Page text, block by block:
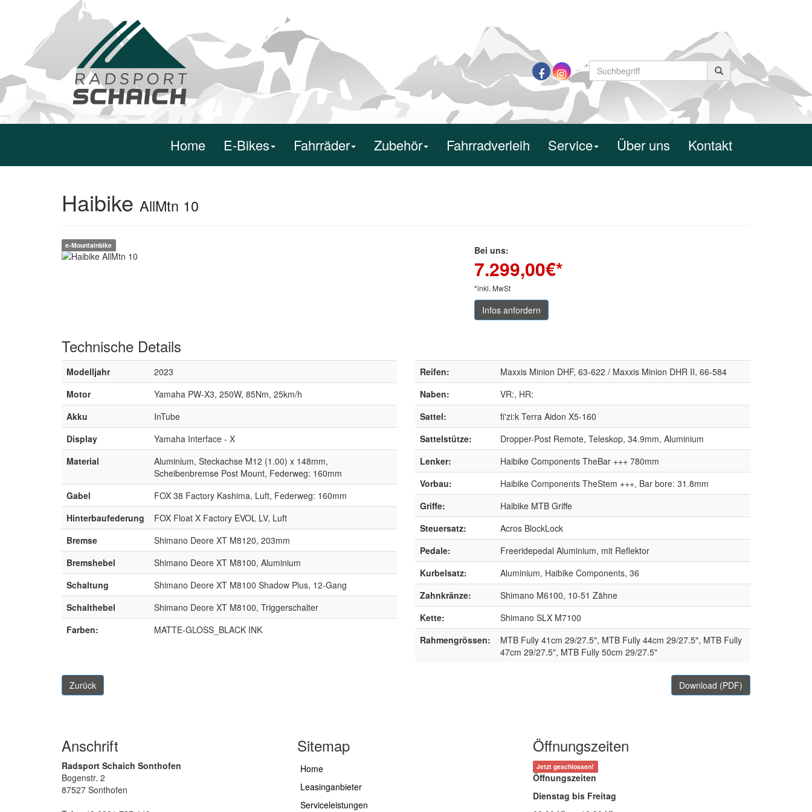
Home E-Bikes Fahrräder Zubehör Fahrradverleih Service Über uns Kontakt
Haibike AllMtn 10
e-Mountainbike Bei uns:
7.299,00€*
*inkl. MwSt
Infos anfordern
Technische Details
Modelljahr
2023
Motor
Yamaha PW-X3, 250W, 85Nm, 25km/h
Akku
InTube
Display
Yamaha Interface - X
Material
Aluminium, Steckachse M12 (1.00) x 148mm,
Scheibenbremse Post Mount, Federweg: 160mm
Gabel
FOX 38 Factory Kashima, Luft, Federweg: 160mm
Hinterbaufederung
FOX Float X Factory EVOL LV, Luft
Bremse
Shimano Deore XT M8120, 203mm
Bremshebel
Shimano Deore XT M8100, Aluminium
Schaltung
Shimano Deore XT M8100 Shadow Plus, 12-Gang
Schalthebel
Shimano Deore XT M8100, Triggerschalter
Farben:
MATTE-GLOSS_BLACK INK
Reifen:
Maxxis Minion DHF, 63-622 / Maxxis Minion DHR II, 66-584
Naben:
VR:, HR:
Sattel:
fi'zi:k Terra Aidon X5-160
Sattelstütze:
Dropper-Post Remote, Teleskop, 34.9mm, Aluminium
Lenker:
Haibike Components TheBar +++ 780mm
Vorbau:
Haibike Components TheStem +++, Bar bore: 31.8mm
Griffe:
Haibike MTB Griffe
Steuersatz:
Acros BlockLock
Pedale:
Freeridepedal Aluminium, mit Reflektor
Kurbelsatz:
Aluminium, Haibike Components, 36
Zahnkränze:
Shimano M6100, 10-51 Zähne
Kette:
Shimano SLX M7100
Rahmengrössen:
MTB Fully 41cm 29/27.5", MTB Fully 44cm 29/27.5", MTB Fully
47cm 29/27.5", MTB Fully 50cm 29/27.5"
Zurück Download (PDF)
Anschrift
Radsport Schaich Sonthofen
Bogenstr. 2
87527 Sonthofen
Sitemap
Home
Leasinganbieter
Serviceleistungen
Öffnungszeiten
Jetzt geschlossen!
Öffnungszeiten
Dienstag bis Freitag